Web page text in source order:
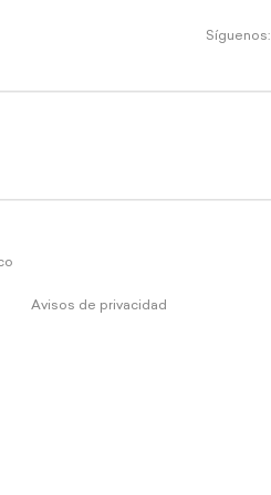
Síguenos:
Avisos de privacidad